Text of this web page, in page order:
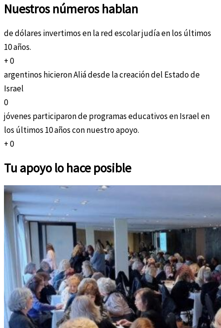
Nuestros números hablan
de dólares invertimos en la red escolar judía en los últimos
10 años.
+0
argentinos hicieron Aliá desde la creación del Estado de
Israel
0
jóvenes participaron de programas educativos en Israel en
los últimos 10 años con nuestro apoyo.
+0
Tu apoyo lo hace posible